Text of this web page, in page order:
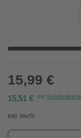
15,99 €
15,51 € mit Kundenkarte
Inkl. MwSt.